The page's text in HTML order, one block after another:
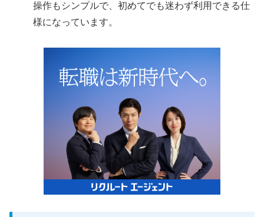
操作もシンプルで、初めてでも迷わず利用できる仕
様になっています。